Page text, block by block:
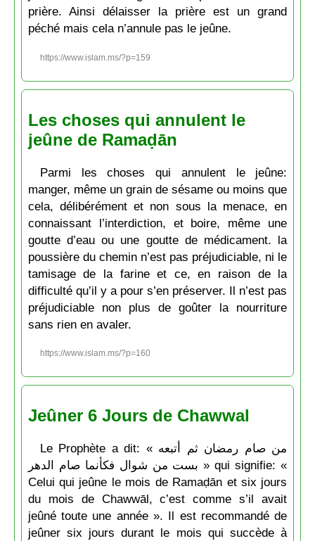
prière. Ainsi délaisser la prière est un grand
péché mais cela n’annule pas le jeûne.
https://www.islam.ms/?p=159
Les choses qui annulent le
jeûne de Ramaḍān
Parmi les choses qui annulent le jeûne:
manger, même un grain de sésame ou moins que
cela, délibérément et non sous la menace, en
connaissant l’interdiction, et boire, même une
goutte d’eau ou une goutte de médicament. la
poussière du chemin n’est pas préjudiciable, ni le
tamisage de la farine et ce, en raison de la
difficulté qu’il y a pour s’en préserver. Il n’est pas
préjudiciable non plus de goûter la nourriture
sans rien en avaler.
https://www.islam.ms/?p=160
Jeûner 6 Jours de Chawwal
Le Prophète a dit: « من صام رمضان ثم أتبعه
بست من شوال فكأنما صام الدهر » qui signifie: «
Celui qui jeûne le mois de Ramaḍān et six jours
du mois de Chawwāl, c’est comme s’il avait
jeûné toute une année ». Il est recommandé de
jeûner six jours durant le mois qui succède à